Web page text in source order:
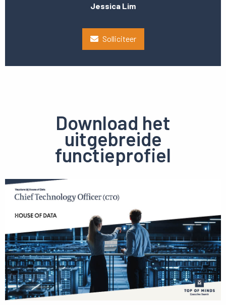
Jessica Lim
Solliciteer
Download het
uitgebreide
functieprofiel
pdf